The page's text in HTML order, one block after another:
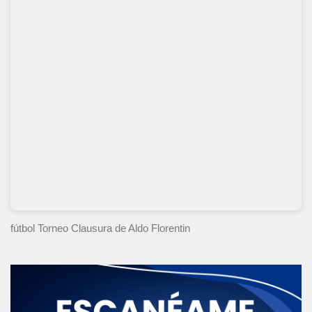
fútbol Torneo Clausura de Aldo Florentin